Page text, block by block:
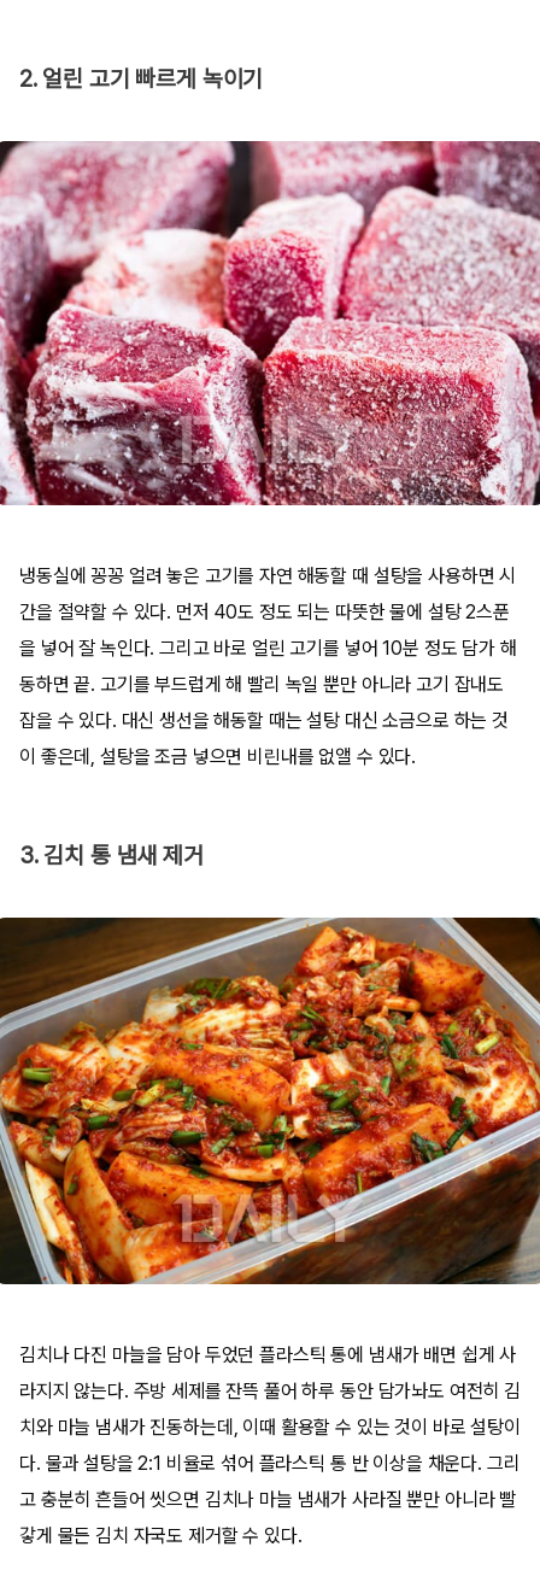
2. 얼린 고기 빠르게 녹이기
냉동실에 꽁꽁 얼려 놓은 고기를 자연 해동할 때 설탕을 사용하면 시
간을 절약할 수 있다. 먼저 40도 정도 되는 따뜻한 물에 설탕 2스푼
을 넣어 잘 녹인다. 그리고 바로 얼린 고기를 넣어 10분 정도 담가 해
동하면 끝. 고기를 부드럽게 해 빨리 녹일 뿐만 아니라 고기 잡내도
잡을 수 있다. 대신 생선을 해동할 때는 설탕 대신 소금으로 하는 것
이 좋은데, 설탕을 조금 넣으면 비린내를 없앨 수 있다.
3. 김치 통 냄새 제거
김치나 다진 마늘을 담아 두었던 플라스틱 통에 냄새가 배면 쉽게 사
라지지 않는다. 주방 세제를 잔뜩 풀어 하루 동안 담가놔도 여전히 김
치와 마늘 냄새가 진동하는데, 이때 활용할 수 있는 것이 바로 설탕이
다. 물과 설탕을 2:1 비율로 섞어 플라스틱 통 반 이상을 채운다. 그리
고 충분히 흔들어 씻으면 김치나 마늘 냄새가 사라질 뿐만 아니라 빨
갛게 물든 김치 자국도 제거할 수 있다.